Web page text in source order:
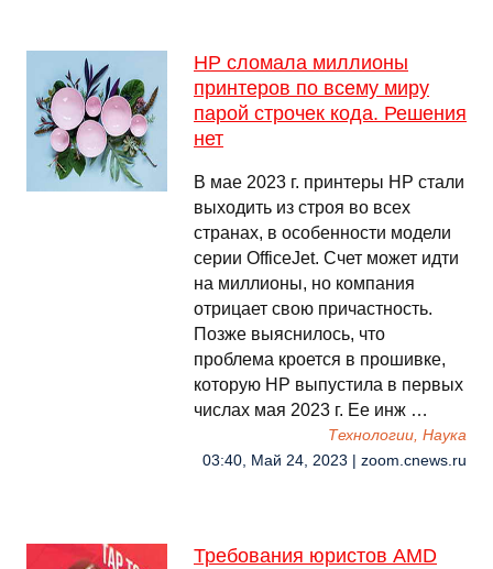
HP сломала миллионы
принтеров по всему миру
парой строчек кода. Решения
нет
В мае 2023 г. принтеры HP стали
выходить из строя во всех
странах, в особенности модели
серии OfficeJet. Счет может идти
на миллионы, но компания
отрицает свою причастность.
Позже выяснилось, что
проблема кроется в прошивке,
которую HP выпустила в первых
числах мая 2023 г. Ее инж …
Технологии, Наука
03:40, Май 24, 2023 | zoom.cnews.ru
Требования юристов AMD